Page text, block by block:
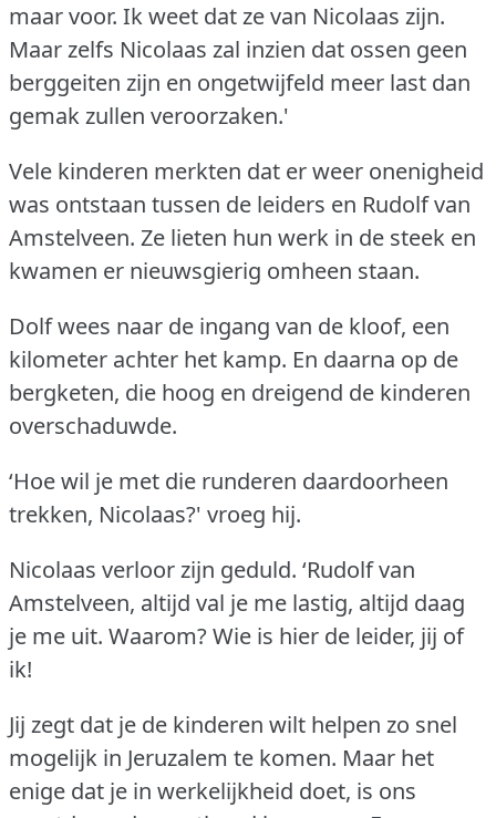
maar voor. Ik weet dat ze van Nicolaas zijn.
Maar zelfs Nicolaas zal inzien dat ossen geen
berggeiten zijn en ongetwijfeld meer last dan
gemak zullen veroorzaken.'
Vele kinderen merkten dat er weer onenigheid
was ontstaan tussen de leiders en Rudolf van
Amstelveen. Ze lieten hun werk in de steek en
kwamen er nieuwsgierig omheen staan.
Dolf wees naar de ingang van de kloof, een
kilometer achter het kamp. En daarna op de
bergketen, die hoog en dreigend de kinderen
overschaduwde.
‘Hoe wil je met die runderen daardoorheen
trekken, Nicolaas?' vroeg hij.
Nicolaas verloor zijn geduld. ‘Rudolf van
Amstelveen, altijd val je me lastig, altijd daag
je me uit. Waarom?Wie is hier de leider, jij of
ik!
Jij zegt dat je de kinderen wilt helpen zo snel
mogelijk in Jeruzalem te komen. Maar het
enige dat je in werkelijkheid doet, is ons